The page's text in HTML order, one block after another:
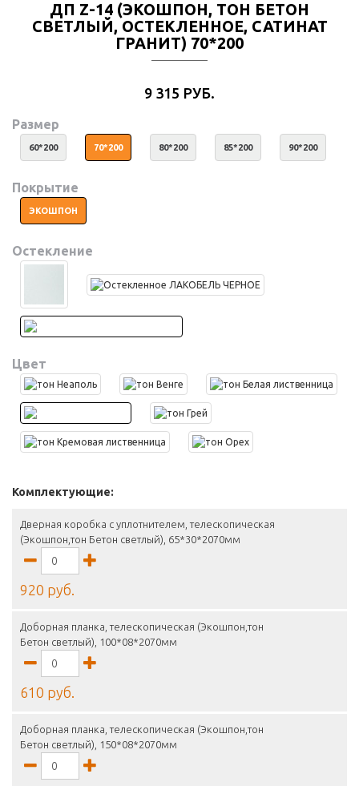
ДП Z-14 (ЭКОШПОН, ТОН БЕТОН
СВЕТЛЫЙ, ОСТЕКЛЕННОЕ, САТИНАТ
ГРАНИТ) 70*200
9 315 РУБ.
Размер
60*200 70*200 80*200 85*200 90*200
Покрытие
ЭКОШПОН
Остекление
Цвет
Комплектующие:
Дверная коробка с уплотнителем, телескопическая
(Экошпон,тон Бетон светлый), 65*30*2070мм
920 руб.
Доборная планка, телескопическая (Экошпон,тон
Бетон светлый), 100*08*2070мм
610 руб.
Доборная планка, телескопическая (Экошпон,тон
Бетон светлый), 150*08*2070мм